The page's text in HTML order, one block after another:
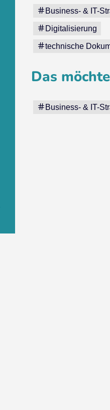
Business- & IT-
Digitalisierung
technische
Das
Business- & IT-